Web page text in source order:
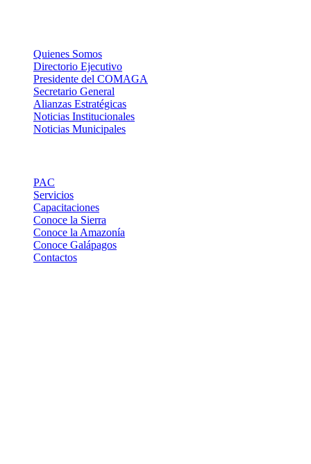
Quienes Somos
Directorio Ejecutivo
Presidente del COMAGA
Secretario General
Alianzas Estratégicas
Noticias Institucionales
Noticias Municipales
PAC
Servicios
Capacitaciones
Conoce la Sierra
Conoce la Amazonía
Conoce Galápagos
Contactos